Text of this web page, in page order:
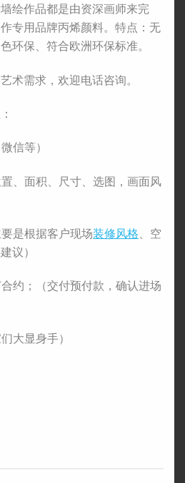
绘作品都是由资深画师来完
专用品牌丙烯颜料。特点：无
环保、符合欧洲环保标准。
术需求，欢迎电话咨询。
信等）
、面积、尺寸、选图，画面风
是根据客户现场装修风格 、空
议）
约；（交付预付款，确认进场
大显身手）